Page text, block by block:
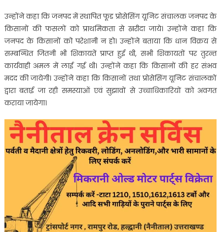
उन्होंने कहा कि जनपद में स्थापित फूड प्रोसेसिंग यूनिट संचालक जनपद के
किसानों की फसलों को प्राथमिकता से खरीदा जाये। उन्होंने कहा कि
जनपद के किसानों को परेशानी न हो। उन्होंने बताया कि धान विक्रय से
सम्बन्धित जितनी भी शिकायतें प्राप्त हुई थी, सभी शिकायतों पर तुरन्त
कार्यवाही अमल में लाई गई थी। उन्होंने कहा कि किसानों की हर संभव
मदद की जायेगी। उन्होंने कहा कि किसानों तथा प्रोसेसिंग यूनिट संचालकों
द्वारा बताई जा रही समस्याओं एवं सुझावों से उच्चाधिकारियों को अवगत
कराया जायेगा।